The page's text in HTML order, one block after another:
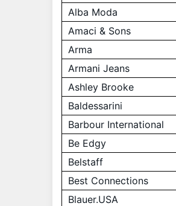
Alba Moda
Amaci & Sons
Arma
Armani Jeans
Ashley Brooke
Baldessarini
Barbour International
Be Edgy
Belstaff
Best Connections
Blauer.USA